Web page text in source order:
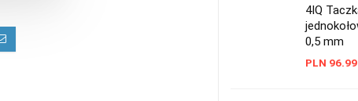
4IQ
0,5 mm
PLN 96.99